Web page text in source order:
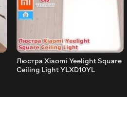
Люстра Xiaomi Yeelight Square
Ceiling Light YLXD10YL